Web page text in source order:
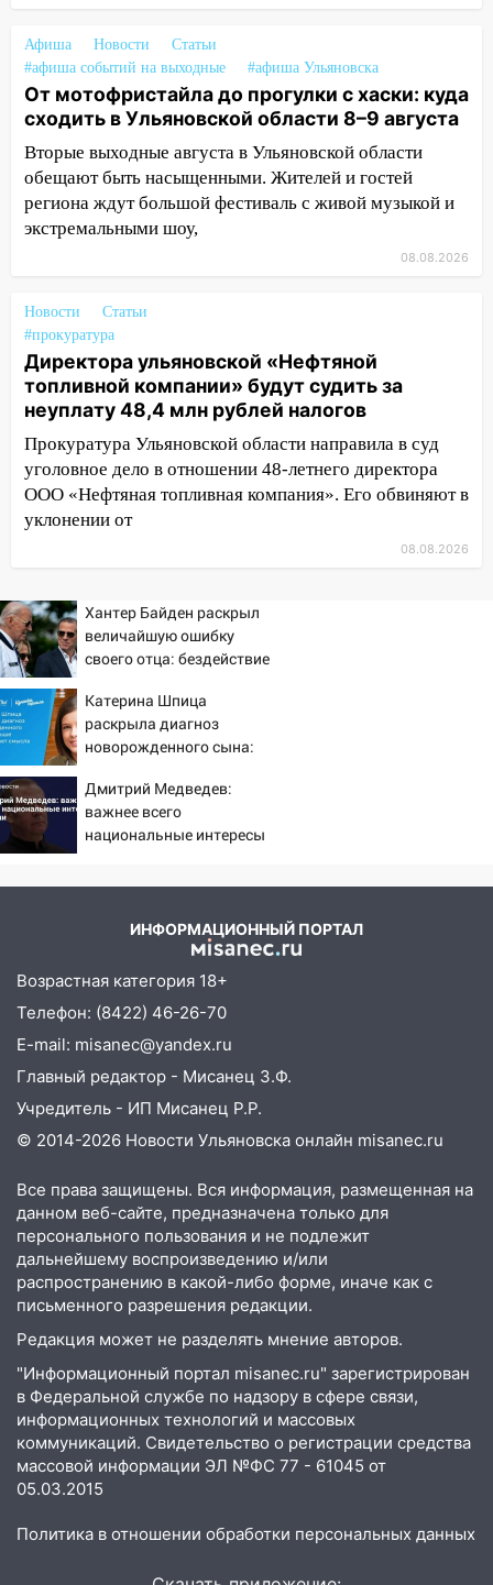
13:17
Непогода в Ульяновске не
закончится сегодня: сильные ливни
сохранятся 9 августа
13:15 Трижды «брал в долг» без спроса:
житель Вешкаймского района похитил у
знакомого 191 тысячу рублей
13:14 Ураган оторвал светофор на
Новгородской в Ульяновске и рухнуло
на электрощит
13:10 В Заволжском районе дерево
упало во дворе
13:08 Ураган ударил по Ульяновску:
сорванные крыши, поваленные деревья,
затопленные улицы и остановившиеся
трамваи
воду
12:12
Прокуратура взяла на контроль
ДТП с шестилетним ребёнком на улице
Федерации
12:01
Пьяная женщина сбила
шестилетнего ребёнка на улице
Федерации: возбуждено уголовное дело
11:16
В Ульяновске ищут 37-летнего
мужчину, пропавшего ещё 19 июля
хаски: куда сходить в Ульяновской
области 8–9 августа
10:11 Директора ульяновской
«Нефтяной топливной компании» будут
судить за неуплату 48,4 млн рублей
налогов
09:28 Дети на дорогах: пострадали
велосипедисты, мотоциклисты и
пешеходы. Обзор крупных аварий в
08:30 Поджог со свечой, 16 сгоревших
домов и выстрел за водку
07:50 Какая погоды будет днем 8
августа
06:45
Императорский мост в
Ульяновске останется закрытым до
утра 10 августа
05:18 Судьба готовит сюрприз: гороскоп
на 8 августа — кому повезет с
деньгами, а кого ждет неожиданная
04:47
В Ульяновской области объявили
Афиша Новости
Статьи
#афиша событий на выходные
#афиша Ульяновска
От мотофристайла до прогулки с хаски: куда
сходить в Ульяновской области 8–9 августа
Вторые выходные августа в Ульяновской области
обещают быть насыщенными. Жителей и гостей
региона ждут большой фестиваль с живой музыкой и
экстремальными шоу,
08.08.2026
Новости
Статьи
#прокуратура
Директора ульяновской «Нефтяной
топливной компании» будут судить за
неуплату 48,4 млн рублей налогов
Прокуратура Ульяновской области направила в суд
уголовное дело в отношении 48-летнего директора
ООО «Нефтяная топливная компания». Его обвиняют в
уклонении от
08.08.2026
Хантер Байден раскрыл
величайшую ошибку
своего отца: бездействие
Катерина Шпица
раскрыла диагноз
новорожденного сына:
смысла
Дмитрий Медведев:
важнее всего
национальные интересы
ИНФОРМАЦИОННЫЙ ПОРТАЛ
Возрастная категория 18+
Телефон: (8422) 46-26-70
E-mail: misanec@yandex.ru
Главный редактор - Мисанец З.Ф.
Учредитель - ИП Мисанец Р.Р.
© 2014-2026 Новости Ульяновска онлайн misanec.ru
Все права защищены. Вся информация, размещенная на
данном веб-сайте, предназначена только для
персонального пользования и не подлежит
дальнейшему воспроизведению и/или
распространению в какой-либо форме, иначе как с
письменного разрешения редакции.
Редакция может не разделять мнение авторов.
"Информационный портал misanec.ru" зарегистрирован
в Федеральной службе по надзору в сфере связи,
информационных технологий и массовых
коммуникаций. Свидетельство о регистрации средства
массовой информации ЭЛ №ФС 77 - 61045 от
05.03.2015
Политика в отношении обработки персональных данных